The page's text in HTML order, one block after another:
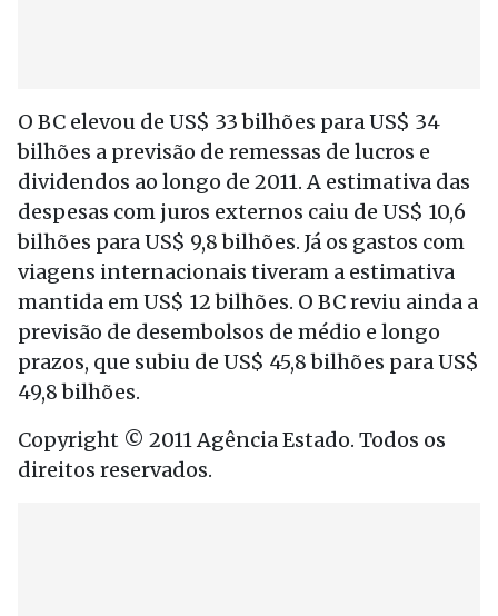
O BC elevou de US$ 33 bilhões para US$ 34
bilhões a previsão de remessas de lucros e
dividendos ao longo de 2011. A estimativa das
despesas com juros externos caiu de US$ 10,6
bilhões para US$ 9,8 bilhões. Já os gastos com
viagens internacionais tiveram a estimativa
mantida em US$ 12 bilhões. O BC reviu ainda a
previsão de desembolsos de médio e longo
prazos, que subiu de US$ 45,8 bilhões para US$
49,8 bilhões.
Copyright © 2011 Agência Estado. Todos os
direitos reservados.